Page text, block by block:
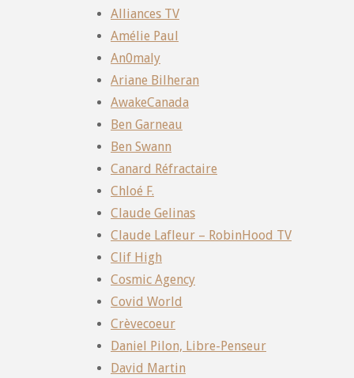
Alliances TV
Amélie Paul
An0maly
Ariane Bilheran
AwakeCanada
Ben Garneau
Ben Swann
Canard Réfractaire
Chloé F.
Claude Gelinas
Claude Lafleur – RobinHood TV
Clif High
Cosmic Agency
Covid World
Crèvecoeur
Daniel Pilon, Libre-Penseur
David Martin